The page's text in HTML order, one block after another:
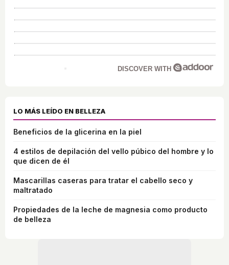
DISCOVER WITH
LO MÁS LEÍDO EN BELLEZA
Beneficios de la glicerina en la piel
4 estilos de depilación del vello púbico del hombre y lo
que dicen de él
Mascarillas caseras para tratar el cabello seco y
maltratado
Propiedades de la leche de magnesia como producto
de belleza